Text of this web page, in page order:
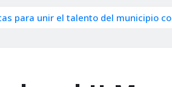
para unir el talento del municipio